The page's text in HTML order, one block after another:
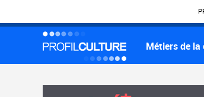
Métiers de